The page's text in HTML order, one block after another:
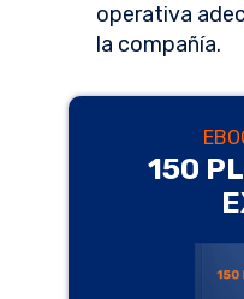
operativa
la compañía.
150